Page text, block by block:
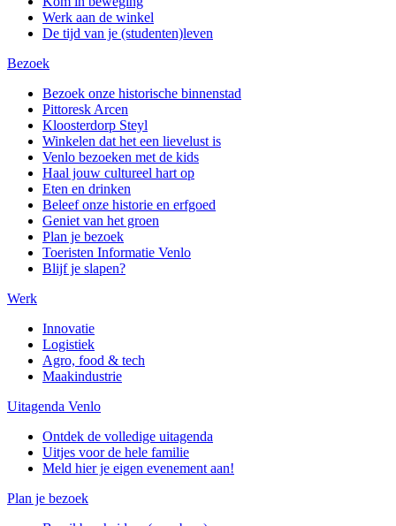
Werk aan de winkel
De tijd van je (studenten)leven
Bezoek
Bezoek onze historische binnenstad
Pittoresk Arcen
Kloosterdorp Steyl
Winkelen dat het een lievelust is
Venlo bezoeken met de kids
Haal jouw cultureel hart op
Eten en drinken
Beleef onze historie en erfgoed
Geniet van het groen
Plan je bezoek
Toeristen Informatie Venlo
Blijf je slapen?
Werk
Innovatie
Logistiek
Agro, food & tech
Maakindustrie
Uitagenda Venlo
Ontdek de volledige uitagenda
Uitjes voor de hele familie
Meld hier je eigen evenement aan!
Plan je bezoek